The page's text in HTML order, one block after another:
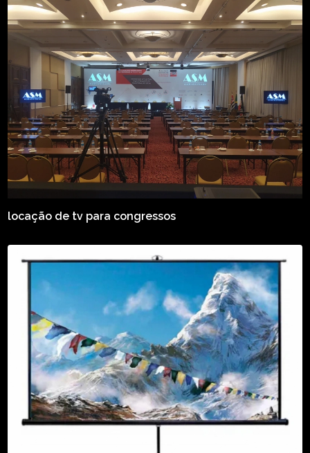
locação de tv para congressos